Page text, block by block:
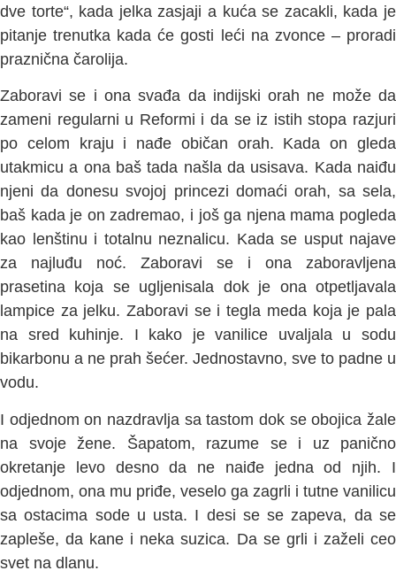
dve torte“, kada jelka zasjaji a kuća se zacakli, kada je
pitanje trenutka kada će gosti leći na zvonce – proradi
praznična čarolija.
Zaboravi se i ona svađa da indijski orah ne može da
zameni regularni u Reformi i da se iz istih stopa razjuri
po celom kraju i nađe običan orah. Kada on gleda
utakmicu a ona baš tada našla da usisava. Kada naiđu
njeni da donesu svojoj princezi domaći orah, sa sela,
baš kada je on zadremao, i još ga njena mama pogleda
kao lenštinu i totalnu neznalicu. Kada se usput najave
za najluđu noć. Zaboravi se i ona zaboravljena
prasetina koja se ugljenisala dok je ona otpetljavala
lampice za jelku. Zaboravi se i tegla meda koja je pala
na sred kuhinje. I kako je vanilice uvaljala u sodu
bikarbonu a ne prah šećer. Jednostavno, sve to padne u
vodu.
I odjednom on nazdravlja sa tastom dok se obojica žale
na svoje žene. Šapatom, razume se i uz panično
okretanje levo desno da ne naiđe jedna od njih. I
odjednom, ona mu priđe, veselo ga zagrli i tutne vanilicu
sa ostacima sode u usta. I desi se se zapeva, da se
zapleše, da kane i neka suzica. Da se grli i zaželi ceo
svet na dlanu.